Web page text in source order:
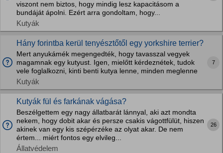
viszont nem biztos, hogy mindig lesz kapacitásom a
bundáját ápolni. Ezért arra gondoltam, hogy...
Kutyák
Hány forintba kerül tenyésztőtől egy yorkshire terrier?
Mert anyukámék megengedték, hogy tavasszal vegyek
magamnak egy kutyust. Igen, mielőtt kérdeznétek, tudok
vele foglalkozni, kinti benti kutya lenne, minden meglenne
Kutyák
7
Kutyák fül és farkának vágása?
Beszélgettem egy nagy állatbarát lánnyal, aki azt mondta
nekem, hogy dobit akar és persze csakis vágottfülüt, hiszen
akinek van egy kis szépérzéke az olyat akar. De nem
értem... miért fontos egy elvileg...
Állatvédelem
26